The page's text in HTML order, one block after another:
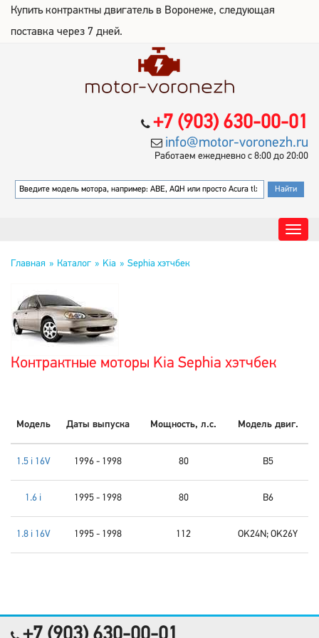
Купить контрактны двигатель в Воронеже, следующая
поставка через 7 дней.
+7 (903) 630-00-01
info@motor-voronezh.ru
Работаем ежедневно с 8:00 до 20:00
Главная Каталог Kia Sephia хэтчбек
Контрактные моторы Kia Sephia хэтчбек
Модель Даты выпуска Мощность, л.с. Модель двиг.
1.5 i 16V 1996 - 1998 80 B5
1.6 i 1995 - 1998 80 B6
1.8 i 16V 1995 - 1998 112 OK24N; OK26Y